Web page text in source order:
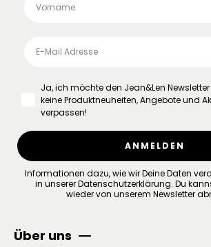
Ja, ich möchte den Jean&Len
keine Produktneuheiten, Angebote und
verpassen!
ANMELDEN
Informationen dazu, wie wir Deine Daten
in unsererDatenschutzerklärung. Du
wieder von unserem Newsletter
Über uns